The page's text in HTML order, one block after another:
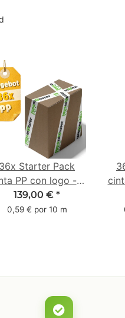
36x Starter Pack
PP con logo - 1
- 48 mm x 66 m
139,00 € *
0,59 € por 10 m
m